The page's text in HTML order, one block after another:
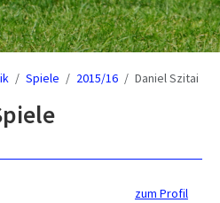
Spiele 2015/16 Daniel Szitai
zum Profil